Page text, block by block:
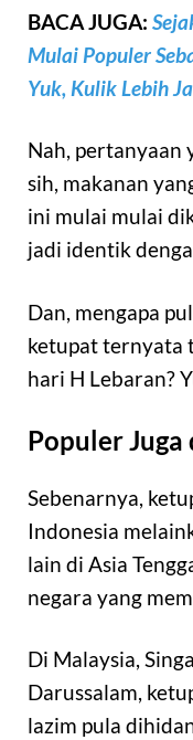
BACA JUGA:
Mulai Populer
Yuk, Kulik Lebih
Nah, pertanyaan
sih, makanan
ini mulai mulai
jadi identik
Dan, mengapa
ketupat ternyata
hari H Lebaran?
Populer Juga
Sebenarnya,
Indonesia
lain di Asia
negara yang
Di Malaysia,
Darussalam,
lazim pula